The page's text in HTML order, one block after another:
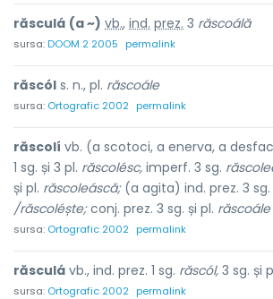
răsculá (a ~) vb., ind. prez. 3 răscoálă
sursa:DOOM 2 2005 permalink
răscól s. n., pl. răscoále
sursa: Ortografic 2002 permalink
răscolí vb. (a scotoci, a enerva, a
1 sg. și 3 pl. răscolésc, imperf. 3 sg.
și pl. răscoleáscă;(a agita) ind. prez. 3 sg.
/răscoléște;conj. prez. 3 sg. și pl.
sursa: Ortografic 2002 permalink
răsculá vb., ind. prez. 1 sg. răscól, 3 sg. și
sursa: Ortografic 2002 permalink